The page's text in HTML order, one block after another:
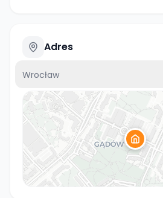
Adres
Wrocław